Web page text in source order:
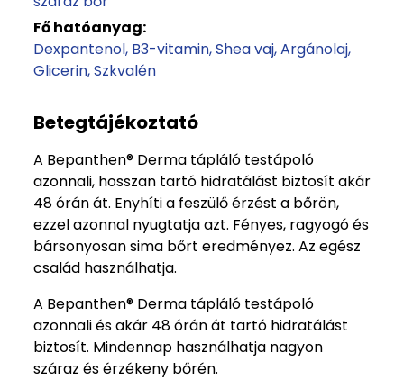
Fő hatóanyag:
Dexpantenol B3-vitamin Shea vaj Argánolaj
Glicerin Szkvalén
Betegtájékoztató
A Bepanthen® Derma tápláló testápoló
azonnali, hosszan tartó hidratálást biztosít akár
48 órán át. Enyhíti a feszülő érzést a bőrön,
ezzel azonnal nyugtatja azt. Fényes, ragyogó és
bársonyosan sima bőrt eredményez. Az egész
család használhatja.
A Bepanthen® Derma tápláló testápoló
azonnali és akár 48 órán át tartó hidratálást
biztosít. Mindennap használhatja nagyon
száraz és érzékeny bőrén.